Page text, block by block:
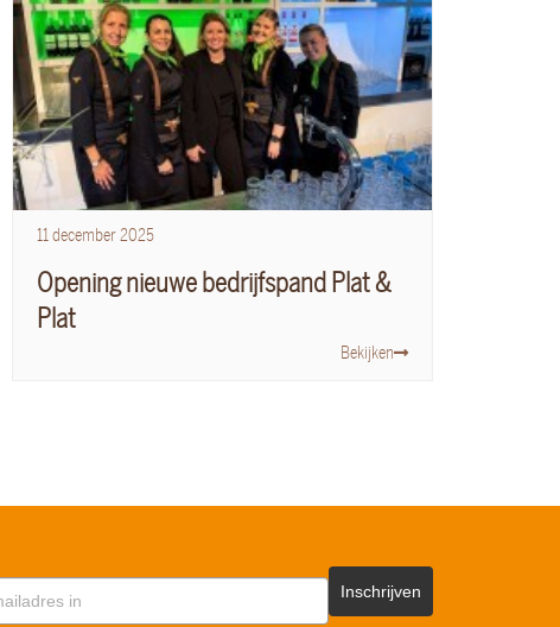
11 december 2025
Opening nieuwe bedrijfspand Plat &
Plat
Bekijken
Inschrijven